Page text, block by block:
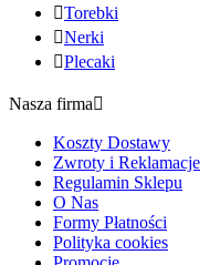
Torebki
Nerki
Plecaki
Nasza firma
Koszty Dostawy
Zwroty i Reklamacje
Regulamin Sklepu
O Nas
Formy Płatności
Polityka cookies